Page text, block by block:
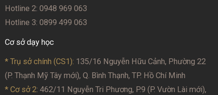
Hotline 2: 0948 969 063
Hotline 3: 0899 499 063
Cơ sở dạy học
* Trụ sở chính (CS1): 135/16 Nguyễn Hữu Cảnh, Phường 22
(P. Thạnh Mỹ Tây mới), Q. Bình Thạnh, TP. Hồ Chí Minh
* Cơ sở 2: 462/11 Nguyễn Tri Phương, P.9 (P. Vườn Lài mới),